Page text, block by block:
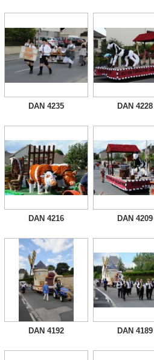
DAN 4235 DAN 4228
DAN 4216 DAN 4209
DAN 4192 DAN 4189